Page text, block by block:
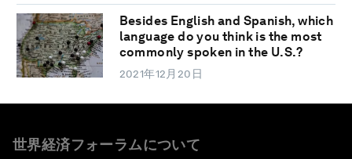
Besides English and Spanish, which
language do you think is the most
commonly spoken in the U.S.?
2021年12月20日
世界経済フォーラムについて